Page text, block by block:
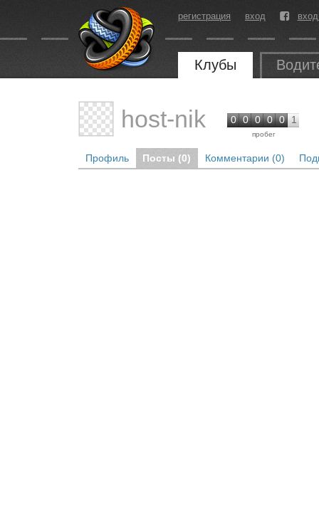
регистрация вход
Клубы
host-nik 0 0 0 0 0 1
пробег
Профиль Посты (0) Комментарии (0)